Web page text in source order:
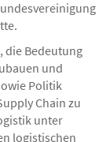
(EHI),
Bedeutung
und
Politik
Chain zu